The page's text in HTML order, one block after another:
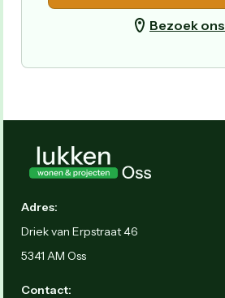
Bezoek ons
Adres:
Driek van Erpstraat 46
5341 AM Oss
Contact: